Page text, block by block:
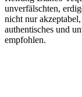
unverfälschten,
nicht nur
authentisches und
empfohlen.